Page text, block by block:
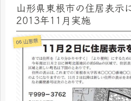
山形県東根市の住居表示
2013年11月実施
06 山形県